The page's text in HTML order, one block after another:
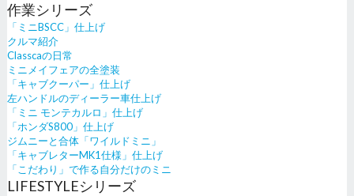
作業シリーズ
「ミニBSCC」仕上げ
クルマ紹介
Classcaの日常
ミニメイフェアの全塗装
「キャブクーパー」仕上げ
左ハンドルのディーラー車仕上げ
「ミニ モンテカルロ」仕上げ
「ホンダS800」仕上げ
ジムニーと合体「ワイルドミニ」
「キャブレターMK1仕様」仕上げ
「こだわり」で作る自分だけのミニ
LIFESTYLEシリーズ